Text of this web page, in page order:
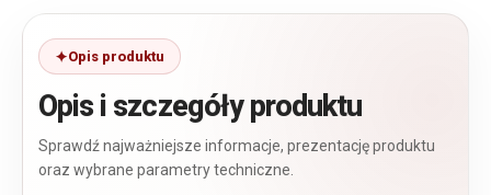
Opis produktu
Opis i szczegóły produktu
Sprawdź najważniejsze informacje, prezentację produktu
oraz wybrane parametry techniczne.